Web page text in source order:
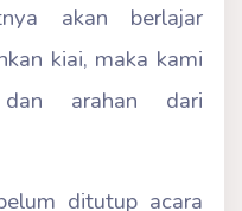
akan berlajar
kiai, maka kami
dan arahan dari
ditutup acara